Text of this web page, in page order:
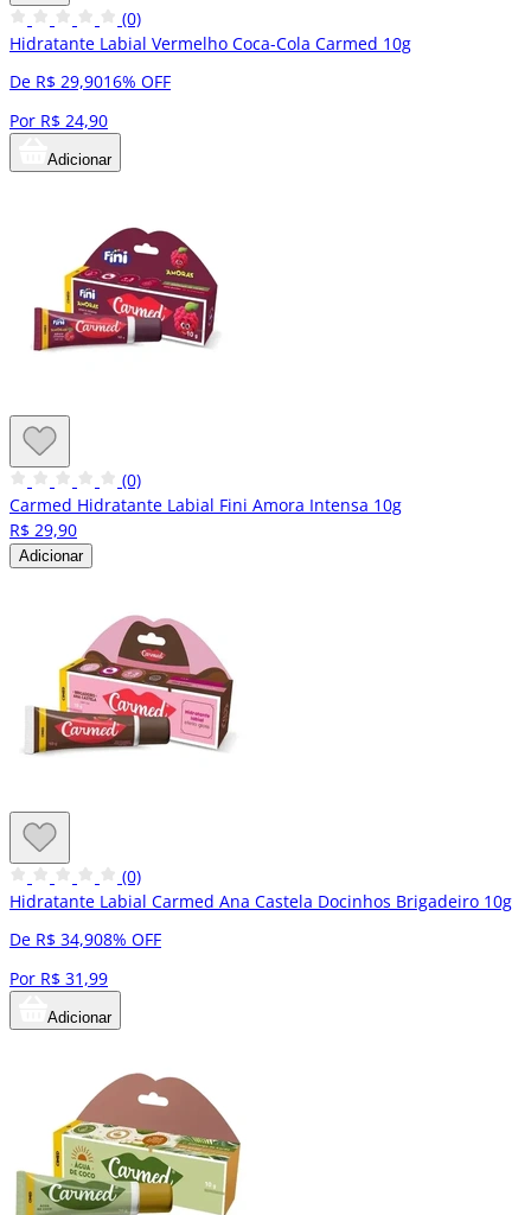
(0)
Hidratante Labial Vermelho Coca-Cola Carmed 10g
De R$ 29,9016% OFF
Por R$ 24,90
Adicionar
(0)
Carmed Hidratante Labial Fini Amora Intensa 10g
R$ 29,90
Adicionar
(0)
Hidratante Labial Carmed Ana Castela Docinhos Brigadeiro 10g
De R$ 34,908% OFF
Por R$ 31,99
Adicionar